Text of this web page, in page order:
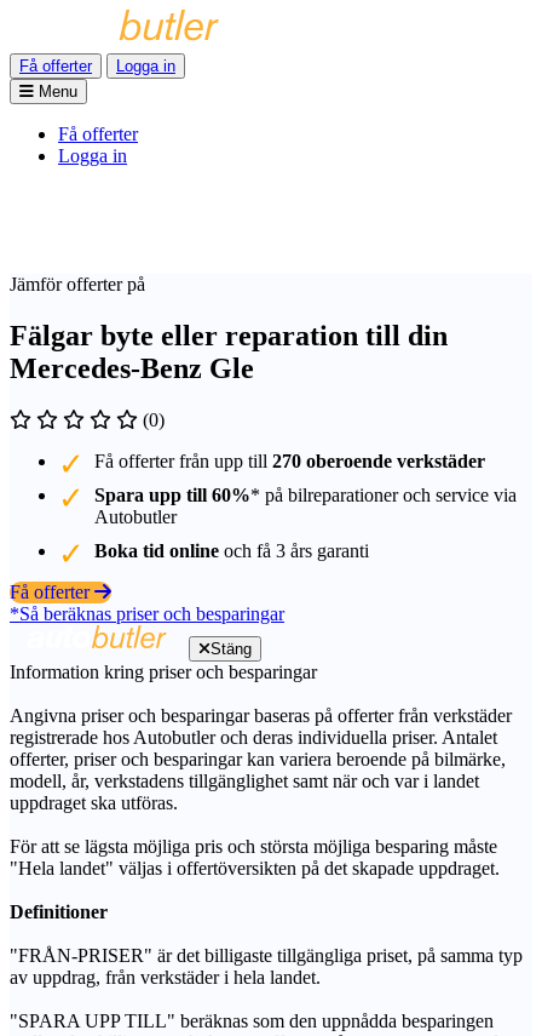
Få offerter
Logga in
Menu
Få offerter
Logga in
Jämför offerter på
Fälgar byte eller reparation till din
Mercedes-Benz Gle
(0)
Få offerter från upp till 270 oberoende verkstäder
Spara upp till 60%* på bilreparationer och service via
Autobutler
Boka tid online och få 3 års garanti
Få offerter
*Så beräknas priser och besparingar
Stäng
Information kring priser och besparingar
Angivna priser och besparingar baseras på offerter från verkstäder
registrerade hos Autobutler och deras individuella priser. Antalet
offerter, priser och besparingar kan variera beroende på bilmärke,
modell, år, verkstadens tillgänglighet samt när och var i landet
uppdraget ska utföras.
För att se lägsta möjliga pris och största möjliga besparing måste
"Hela landet" väljas i offertöversikten på det skapade uppdraget.
Definitioner
"FRÅN-PRISER" är det billigaste tillgängliga priset, på samma typ
av uppdrag, från verkstäder i hela landet.
"SPARA UPP TILL" beräknas som den uppnådda besparingen